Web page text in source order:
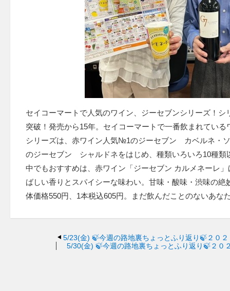
セイコーマートで人気のワイン、ジーセブンシリーズ！シ
突破！発売から15年。セイコーマートで一番飲まれてい
シリーズは、赤ワイン人気№1のジーセブン カベルネ・
のジーセブン シャルドネをはじめ、種類いろいろ10種類
中でもおすすめは、赤ワイン「ジーセブン カルメネーレ
ばしい香りとスパイシーな味わい。甘味・酸味・渋味の
体価格550円、1本税込605円。まだ飲んだことのないあな
5/23(金) 🍃今週の路地裏ちょっとふり返り🍃２０
5/30(金) 🍃今週の路地裏ちょっとふり返り🍃２０